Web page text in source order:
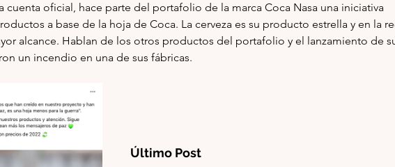
cuenta oficial, hace parte del portafolio de la marca Coca Nasa una iniciativa
a base de la hoja de Coca. La cerveza es su producto estrella y en la
alcance. Hablan de los otros productos del portafolio y el lanzamiento de
un incendio en una de sus fábricas.
Último Post